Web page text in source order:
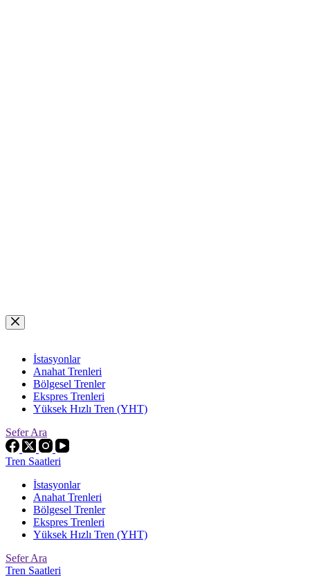
Skip
to
İstasyonlar
Anahat Trenleri
Bölgesel Trenler
Ekspres Trenleri
Yüksek Hızlı Tren (YHT)
Sefer Ara
Tren Saatleri
İstasyonlar
Anahat Trenleri
Bölgesel Trenler
Ekspres Trenleri
Yüksek Hızlı Tren (YHT)
Sefer Ara
Tren Saatleri